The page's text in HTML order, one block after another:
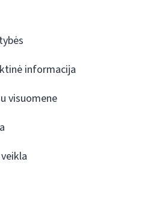
informacija
visuomene